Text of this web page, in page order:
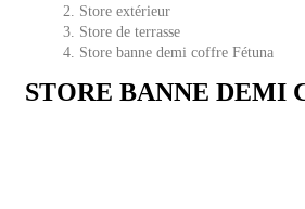
Store extérieur
Store de terrasse
Store banne demi coffre Fétuna
STORE BANNE DEMI